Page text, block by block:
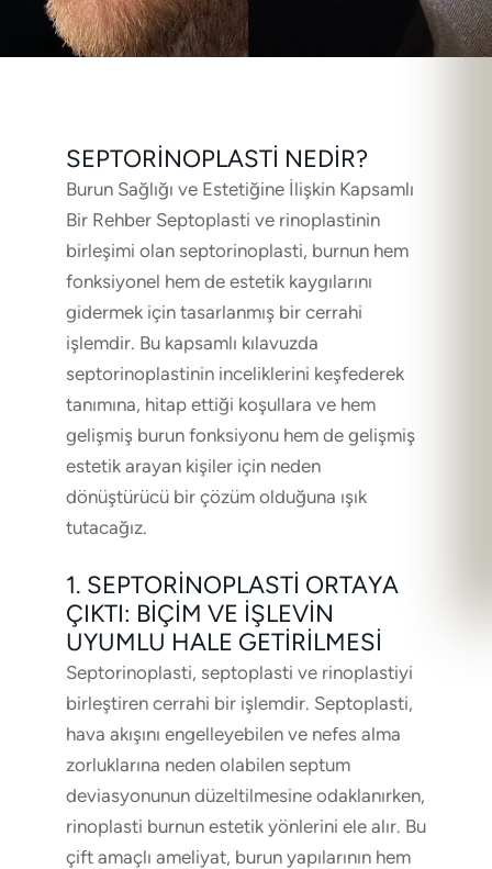
SEPTORINOPLASTI NEDIR?
Burun Sağlığı ve Estetiğine İlişkin Kapsamlı
Bir Rehber Septoplasti ve rinoplastinin
birleşimi olan septorinoplasti, burnun hem
fonksiyonel hem de estetik kaygılarını
gidermek için tasarlanmış bir cerrahi
işlemdir. Bu kapsamlı kılavuzda
septorinoplastinin inceliklerini keşfederek
tanımına, hitap ettiği koşullara ve hem
gelişmiş burun fonksiyonu hem de gelişmiş
estetik arayan kişiler için neden
dönüştürücü bir çözüm olduğuna ışık
tutacağız.
1. SEPTORINOPLASTI ORTAYA
ÇIKTI: BIÇIM VE İŞLEVIN
UYUMLU HALE GETIRILMESI
Septorinoplasti, septoplasti ve rinoplastiyi
birleştiren cerrahi bir işlemdir. Septoplasti,
hava akışını engelleyebilen ve nefes alma
zorluklarına neden olabilen septum
deviasyonunun düzeltilmesine odaklanırken,
rinoplasti burnun estetik yönlerini ele alır. Bu
çift amaçlı ameliyat, burun yapılarının hem